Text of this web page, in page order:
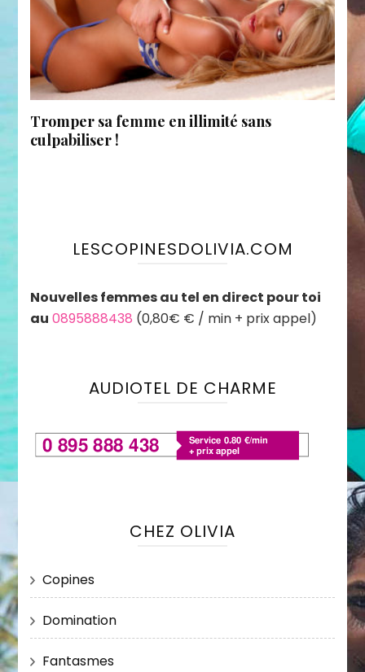
Tromper sa femme en illimité sans
culpabiliser !
LESCOPINESDOLIVIA.COM
Nouvelles femmes au tel en direct pour toi
au 0895888438 (0,80€ € / min + prix appel)
AUDIOTEL DE CHARME
CHEZ OLIVIA
Copines
Domination
Fantasmes